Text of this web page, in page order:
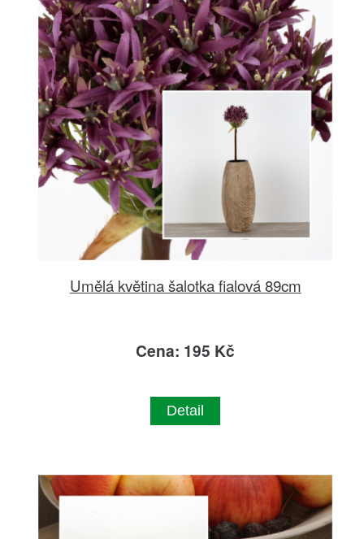
Umělá květina šalotka fialová 89cm
Cena: 195 Kč
Detail